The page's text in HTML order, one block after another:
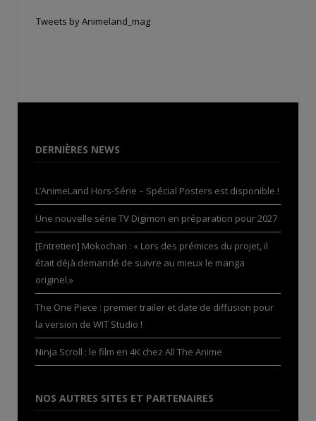
Tweets by Animeland_mag
DERNIÈRES NEWS
L’AnimeLand Hors-Série – Spécial Posters est disponible !
Une nouvelle série TV Digimon en préparation pour 2027
[Entretien] Mokochan : « Lors des prémices du projet, il
était déjà demandé de suivre au mieux le manga
originel.»
The One Piece : premier trailer et date de diffusion pour
la version de WIT Studio !
Ninja Scroll : le film en 4K chez All The Anime
NOS AUTRES SITES ET PARTENAIRES